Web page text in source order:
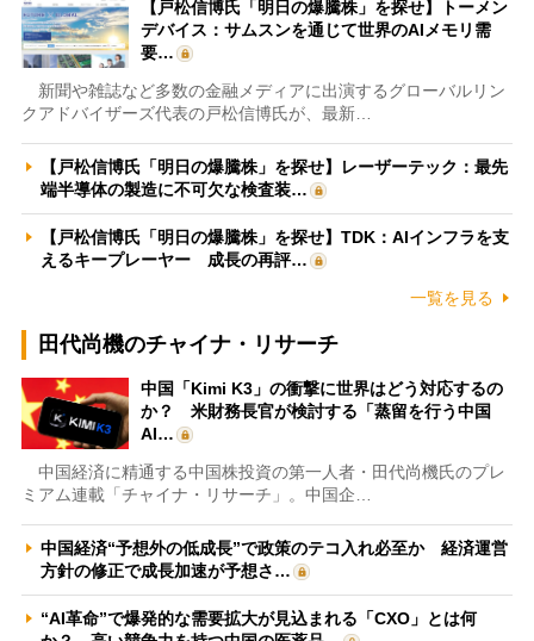
【戸松信博氏「明日の爆騰株」を探せ】トーメン
デバイス：サムスンを通じて世界のAIメモリ需
要…
新聞や雑誌など多数の金融メディアに出演するグローバルリン
クアドバイザーズ代表の戸松信博氏が、最新…
【戸松信博氏「明日の爆騰株」を探せ】レーザーテック：最先
端半導体の製造に不可欠な検査装…
【戸松信博氏「明日の爆騰株」を探せ】TDK：AIインフラを支
えるキープレーヤー 成長の再評…
一覧を見る
田代尚機のチャイナ・リサーチ
中国「Kimi K3」の衝撃に世界はどう対応するの
か？ 米財務長官が検討する「蒸留を行う中国
AI…
中国経済に精通する中国株投資の第一人者・田代尚機氏のプレ
ミアム連載「チャイナ・リサーチ」。中国企…
中国経済“予想外の低成長”で政策のテコ入れ必至か 経済運営
方針の修正で成長加速が予想さ…
“AI革命”で爆発的な需要拡大が見込まれる「CXO」とは何